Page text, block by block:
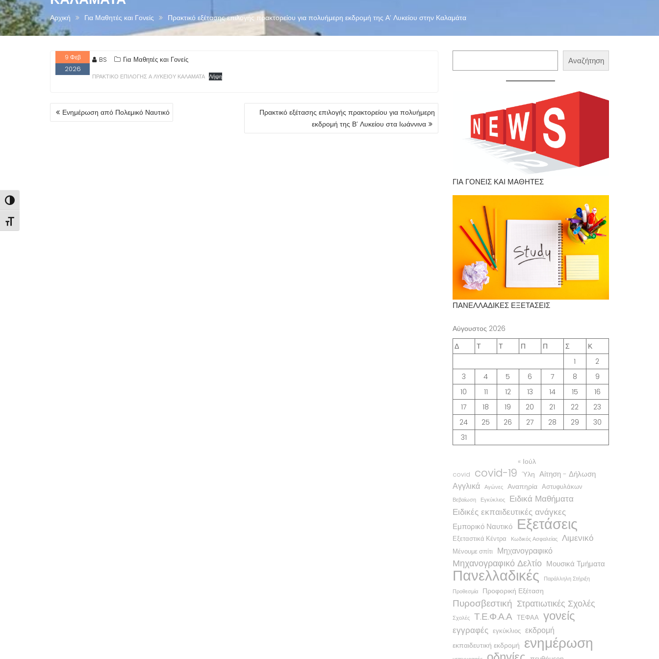
Εναλλαγή Υψηλής Αντίθεσης
Εναλλαγή Μεγέθους Γραμμάτων
Αρχική Για Μαθητές και Γονείς Πρακτικό εξέτασης επιλογής πρακτορείου για πολυήμερη εκδρομή της Α’ Λυκείου στην Καλαμάτα
9 Φεβ
2026
BS Για Μαθητές και Γονείς
ΠΡΑΚΤΙΚΟ ΕΠΙΛΟΓΗΣ Α ΛΥΚΕΙΟΥ ΚΑΛΑΜΑΤΑ Λήψη
ΠΛΟΉΓΗΣΗ
ΆΡΘΡΩΝ
Ενημέρωση από Πολεμικό Ναυτικό
Πρακτικό εξέτασης επιλογής πρακτορείου για πολυήμερη
εκδρομή της Β’ Λυκείου στα Ιωάννινα
Αναζήτηση
ΓΙΑ ΓΟΝΕΙΣ ΚΑΙ ΜΑΘΗΤΕΣ
ΠΑΝΕΛΛΑΔΙΚΕΣ ΕΞΕΤΑΣΕΙΣ
Αύγουστος 2026
Δ
Τ Τ Π Π Σ
Κ
1
2
3
4 5 6 7 8
9
10
11 12 13 14 15
16
17
18 19 20 21 22
23
24
25 26 27 28 29
30
31
« Ιούλ
covid covid-19 Ύλη Αίτηση - Δήλωση
Αγγλικά Αγώνες Αναπηρία Αστυφυλάκων
Βεβαίωση Εγκύκλιος Ειδικά Μαθήματα
Ειδικές εκπαιδευτικές ανάγκες
Εμπορικό Ναυτικό Εξετάσεις
Εξεταστικά Κέντρα Κωδικός Ασφαλείας Λιμενικό
Μένουμε σπίτι Μηχανογραφικό
Μηχανογραφικό Δελτίο Μουσικά Τμήματα
Πανελλαδικές
Παράλληλη Στήριξη
Προθεσμία
Προφορική Εξέταση
Πυροσβεστική Στρατιωτικές Σχολές
Σχολές Τ.Ε.Φ.Α.Α ΤΕΦΑΑ γονείς
εγγραφές εγκύκλιος εκδρομή
εκπαιδευτική εκδρομή ενημέρωση